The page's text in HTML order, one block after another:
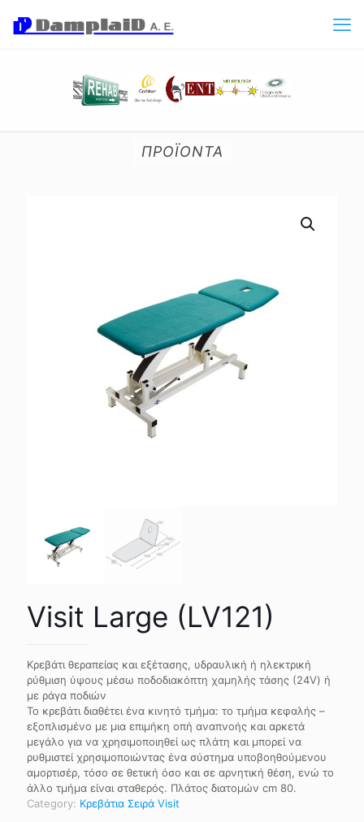
ΠΡΟΪΟΝΤΑ
Visit Large (LV121)
Κρεβάτι θεραπείας και εξέτασης, υδραυλική ή ηλεκτρική
ρύθμιση ύψους μέσω ποδοδιακόπτη χαμηλής τάσης (24V) ή
με ράγα ποδιών
Το κρεβάτι διαθέτει ένα κινητό τμήμα: το τμήμα κεφαλής –
εξοπλισμένο με μια επιμήκη οπή αναπνοής και αρκετά
μεγάλο για να χρησιμοποιηθεί ως πλάτη και μπορεί να
ρυθμιστεί χρησιμοποιώντας ένα σύστημα υποβοηθούμενου
αμορτισέρ, τόσο σε θετική όσο και σε αρνητική θέση, ενώ το
άλλο τμήμα είναι σταθερός. Πλάτος διατομών cm 80.
Category: Κρεβάτια Σειρά Visit